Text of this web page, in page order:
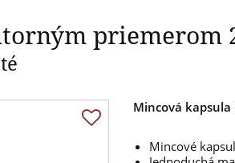
priemerom
Mincová kapsula
Mincové